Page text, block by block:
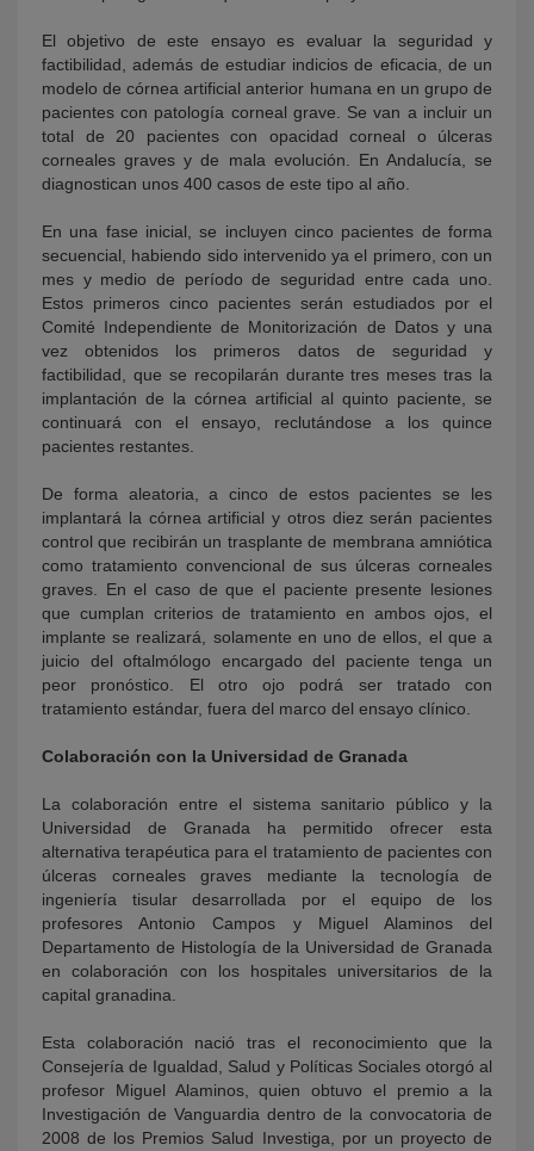
El objetivo de este ensayo es evaluar la seguridad y
factibilidad, además de estudiar indicios de eficacia, de un
modelo de córnea artificial anterior humana en un grupo de
pacientes con patología corneal grave. Se van a incluir un
total de 20 pacientes con opacidad corneal o úlceras
corneales graves y de mala evolución. En Andalucía, se
diagnostican unos 400 casos de este tipo al año.
En una fase inicial, se incluyen cinco pacientes de forma
secuencial, habiendo sido intervenido ya el primero, con un
mes y medio de período de seguridad entre cada uno.
Estos primeros cinco pacientes serán estudiados por el
Comité Independiente de Monitorización de Datos y una
vez obtenidos los primeros datos de seguridad y
factibilidad, que se recopilarán durante tres meses tras la
implantación de la córnea artificial al quinto paciente, se
continuará con el ensayo, reclutándose a los quince
pacientes restantes.
De forma aleatoria, a cinco de estos pacientes se les
implantará la córnea artificial y otros diez serán pacientes
control que recibirán un trasplante de membrana amniótica
como tratamiento convencional de sus úlceras corneales
graves. En el caso de que el paciente presente lesiones
que cumplan criterios de tratamiento en ambos ojos, el
implante se realizará, solamente en uno de ellos, el que a
juicio del oftalmólogo encargado del paciente tenga un
peor pronóstico. El otro ojo podrá ser tratado con
tratamiento estándar, fuera del marco del ensayo clínico.
Colaboración con la Universidad de Granada
La colaboración entre el sistema sanitario público y la
Universidad de Granada ha permitido ofrecer esta
alternativa terapéutica para el tratamiento de pacientes con
úlceras corneales graves mediante la tecnología de
ingeniería tisular desarrollada por el equipo de los
profesores Antonio Campos y Miguel Alaminos del
Departamento de Histología de la Universidad de Granada
en colaboración con los hospitales universitarios de la
capital granadina.
Esta colaboración nació tras el reconocimiento que la
Consejería de Igualdad, Salud y Políticas Sociales otorgó al
profesor Miguel Alaminos, quien obtuvo el premio a la
Investigación de Vanguardia dentro de la convocatoria de
2008 de los Premios Salud Investiga, por un proyecto de